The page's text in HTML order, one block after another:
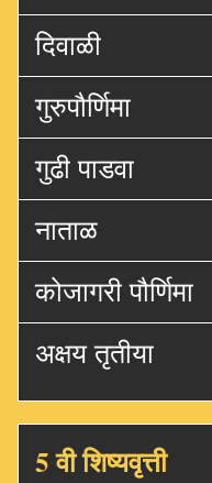
दिवाळी
गुरुपौर्णिमा
गुढी पाडवा
नाताळ
कोजागरी पौर्णिमा
अक्षय तृतीया
5 वी शिष्यवृत्ती